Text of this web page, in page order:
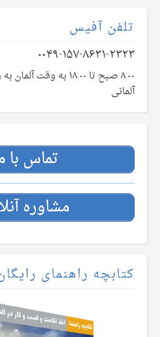
تلفن آفیس
۰۰۴۹-۱۵۷-۸۶۳۱-۲۳۲۳
۸:۰۰ صبح تا ۱۸:۰۰ به وقت
آلمانی
تماس با
مشاوره
کتابچه راهنمای